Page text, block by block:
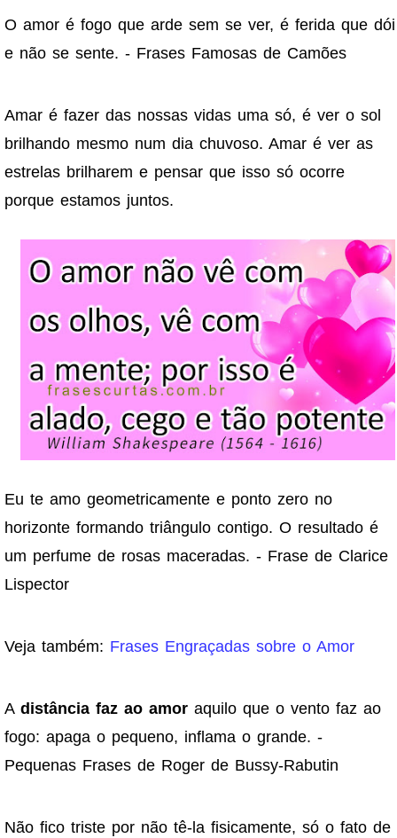
O amor é fogo que arde sem se ver, é ferida que dói
e não se sente. - Frases Famosas de Camões
Amar é fazer das nossas vidas uma só, é ver o sol
brilhando mesmo num dia chuvoso. Amar é ver as
estrelas brilharem e pensar que isso só ocorre
porque estamos juntos.
Eu te amo geometricamente e ponto zero no
horizonte formando triângulo contigo. O resultado é
um perfume de rosas maceradas. - Frase de Clarice
Lispector
Veja também: Frases Engraçadas sobre o Amor
A distância faz ao amor aquilo que o vento faz ao
fogo: apaga o pequeno, inflama o grande. -
Pequenas Frases de Roger de Bussy-Rabutin
Não fico triste por não tê-la fisicamente, só o fato de